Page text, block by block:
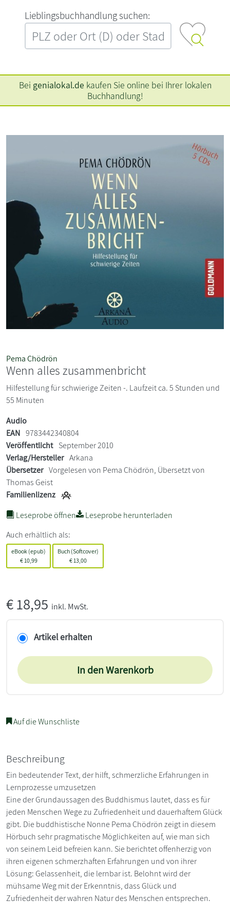
L‍i‍e‍b‍l‍i‍n‍g‍s‍b‍u‍c‍h‍h‍a‍n‍d‍l‍u‍n‍g‍ ‍s‍u‍c‍h‍e‍n‍:‍
Bei genialokal.de kaufen Sie online bei Ihrer lokalen
Buchhandlung!
Pema Chödrön
Wenn alles zusammenbricht
Hilfestellung für schwierige Zeiten -. Laufzeit ca. 5 Stunden und
55 Minuten
Audio
EAN 9783442340804
Veröffentlicht September 2010
Verlag/Hersteller Arkana
Übersetzer Vorgelesen von Pema Chödrön, Übersetzt von
Thomas Geist
Familienlizenz
Leseprobe öffnen
Leseprobe herunterladen
Auch erhältlich als:
eBook (epub)
€10,99
Buch (Softcover)
€ 13,00
€18,95 inkl. MwSt.
Artikel erhalten
In den Warenkorb
Auf die Wunschliste
Beschreibung
Ein bedeutender Text, der hilft, schmerzliche Erfahrungen in
Lernprozesse umzusetzen
Eine der Grundaussagen des Buddhismus lautet, dass es für
jeden Menschen Wege zu Zufriedenheit und dauerhaftem Glück
gibt. Die buddhistische Nonne Pema Chödrön zeigt in diesem
Hörbuch sehr pragmatische Möglichkeiten auf, wie man sich
von seinem Leid befreien kann. Sie berichtet offenherzig von
ihren eigenen schmerzhaften Erfahrungen und von ihrer
Lösung: Gelassenheit, die lernbar ist. Belohnt wird der
mühsame Weg mit der Erkenntnis, dass Glück und
Zufriedenheit der wahren Natur des Menschen entsprechen.